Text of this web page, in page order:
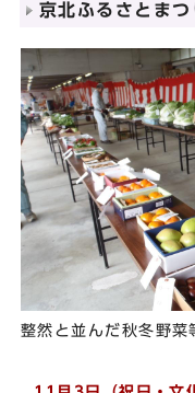
京北ふるさとま
整然と並んだ秋冬野菜